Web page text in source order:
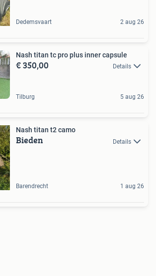
Dedemsvaart 2 aug 26
Nash titan tc pro plus inner capsule
€ 350,00 Details
Tilburg 5 aug 26
Nash titan t2 camo
Bieden Details
Barendrecht 1 aug 26